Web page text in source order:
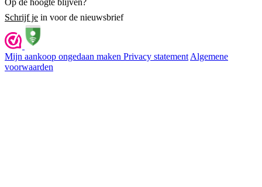
Op de hoogte blijven?
Schrijf je in voor de nieuwsbrief
Mijn aankoop ongedaan maken Privacy statement Algemene
voorwaarden